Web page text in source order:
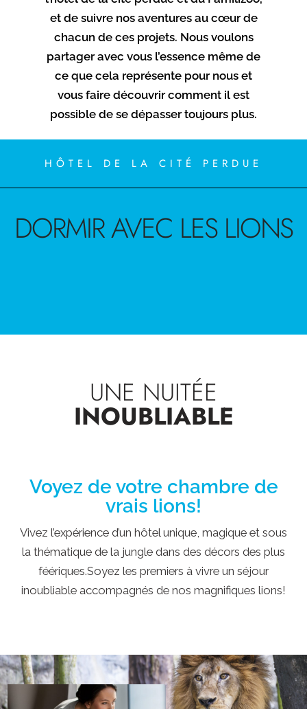
indésirables peuvent
apparaître, comme des maux
de tête, des rougeurs, une
congestion nasale, des
troubles digestifs ou des
d’érection prolongée,
et de suivre nos aventures au cœur de
chacun de ces projets. Nous voulons
partager avec vous l’essence même de
ce que cela représente pour nous et
vous faire découvrir comment il est
possible de se dépasser toujours plus.
HÔTEL DE LA CITÉ PERDUE
DORMIR AVEC LES LIONS
UNE NUITÉE
INOUBLIABLE
Voyez de votre chambre de
vrais lions!
Vivez l’expérience d’un hôtel unique, magique et sous
la thématique de la jungle dans des décors des plus
féériques.Soyez les premiers à vivre un séjour
inoubliable accompagnés de nos magnifiques lions!